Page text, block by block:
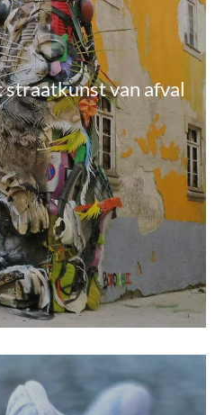
van afval